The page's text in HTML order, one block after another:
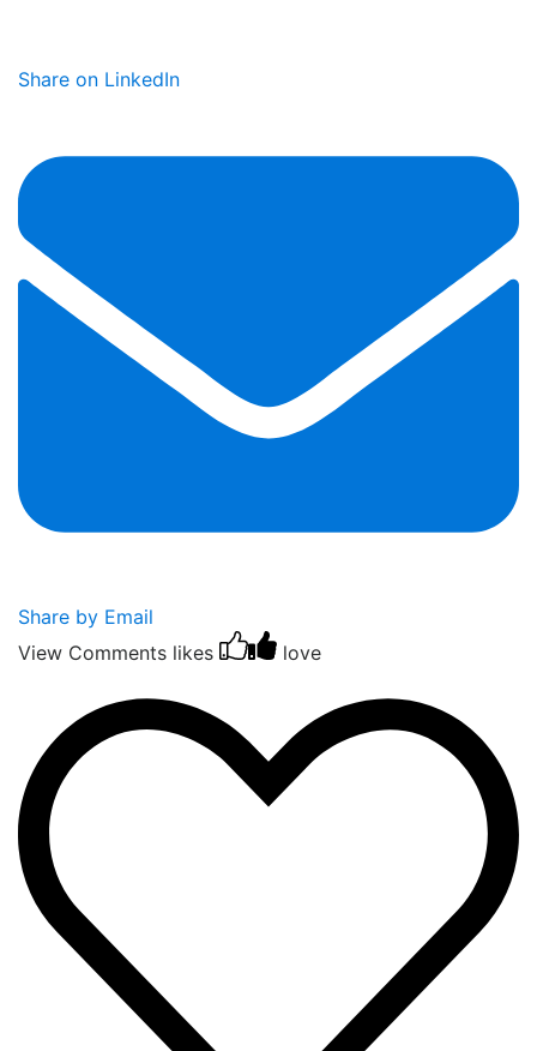
Share on LinkedIn
Share by Email
View Comments likes love